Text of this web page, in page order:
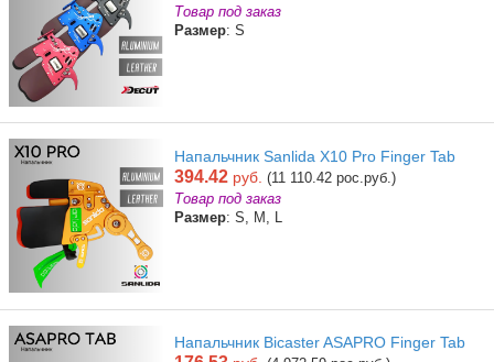
Товар под заказ
Размер: S
Напальчник Sanlida X10 Pro Finger Tab
394.42 руб. (11 110.42 рос.руб.)
Товар под заказ
Размер: S, M, L
Напальчник Bicaster ASAPRO Finger Tab